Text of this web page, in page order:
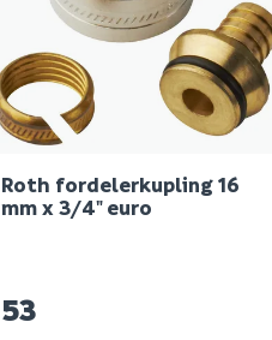
Roth fordelerkupling 16
mm x 3/4" euro
53